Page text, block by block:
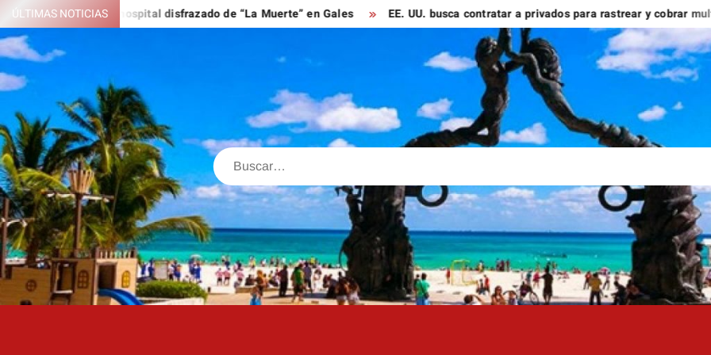
Saltar
al
contenido
ÚLTIMAS NOTICIAS
de un hospital disfrazado de “La Muerte” en Gales EE. UU. busca contratar a privados para rastrear y cobrar multas a
Buscar